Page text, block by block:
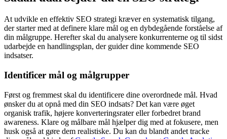
At udvikle en effektiv SEO strategi kræver en systematisk tilgang,
der starter med at definere klare mål og en dybdegående forståelse af
din målgruppe. Herefter skal du analysere konkurrenterne og til sidst
udarbejde en handlingsplan, der guider dine kommende SEO
indsatser.
Identificer mål og målgrupper
Først og fremmest skal du identificere dine overordnede mål. Hvad
ønsker du at opnå med din SEO indsats? Det kan være øget
organisk trafik, højere konverteringsrater eller forbedret brand
awareness. Klare og målbare mål hjælper dig med at fokusere, men
husk også at gøre dem realistiske. Du kan du blandt andet tracke